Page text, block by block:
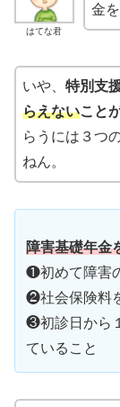
はてな君
金
いや、 特別支
らえないこと
らうには３つ
ねん。
障害基礎年金
❶初めて障害
❷社会保険料
❸初診日から
ていること